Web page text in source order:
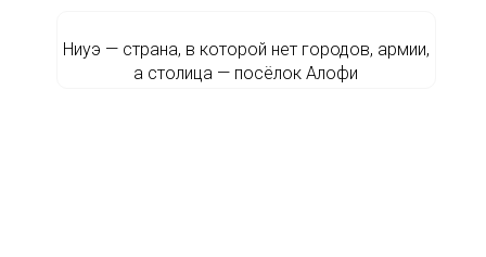
Ниуэ — страна, в которой нет городов, армии,
а столица — посёлок Алофи